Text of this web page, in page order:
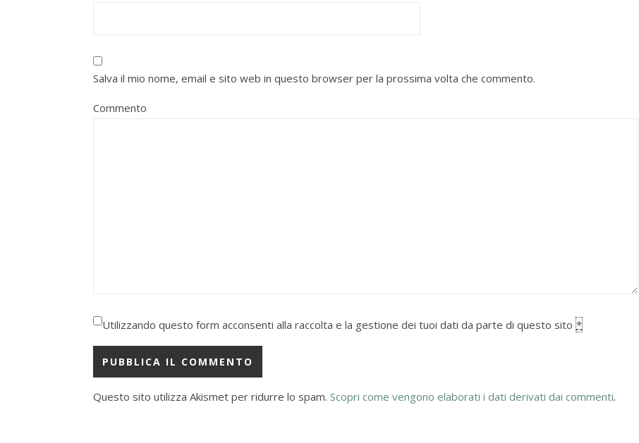
Salva il mio nome, email e sito web in questo browser per la prossima volta che commento.
Commento
Utilizzando questo form acconsenti alla raccolta e la gestione dei tuoi dati da parte di questo sito *
Questo sito utilizza Akismet per ridurre lo spam. Scopri come vengono elaborati i dati derivati dai commenti.